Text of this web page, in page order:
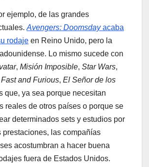
ejemplo, de las grandes
Avengers: Doomsdayacaba
rodaje en Reino Unido, pero la
Lo mismo sucede con
, Misión Imposible, Star Wars,
Fast and Furious, El Señor de los
que, ya sea porque necesitan
reales de otros países o porque se
determinados sets y estudios por
prestaciones, las compañías
acostumbran a hacer buena
fuera de Estados Unidos.